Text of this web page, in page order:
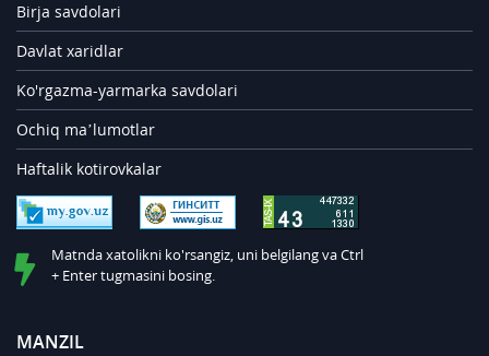
Birja savdolari
Davlat xaridlar
Ko'rgazma-yarmarka savdolari
Ochiq ma’lumotlar
Haftalik kotirovkalar
Matnda xatolikni ko'rsangiz, uni belgilang va Ctrl
+ Enter tugmasini bosing.
MANZIL